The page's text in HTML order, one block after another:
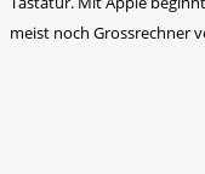
meist noch Grossrechner